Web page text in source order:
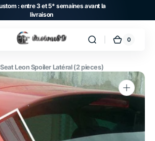
: entre 3 et 5* semaines avant la
livraison
Panier
00 article
Seat Leon Spoiler Latéral (2 pieces)